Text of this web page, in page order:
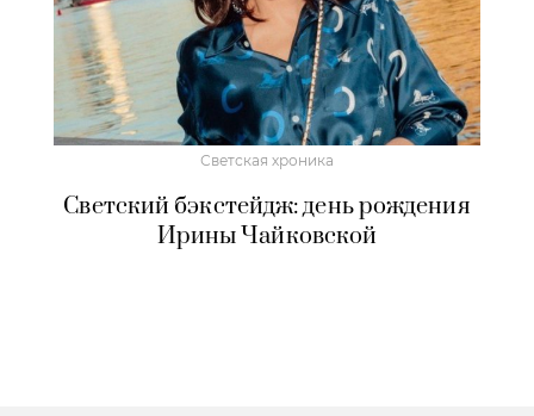
Светская хроника
Светский бэкстейдж: день рождения
Ирины Чайковской